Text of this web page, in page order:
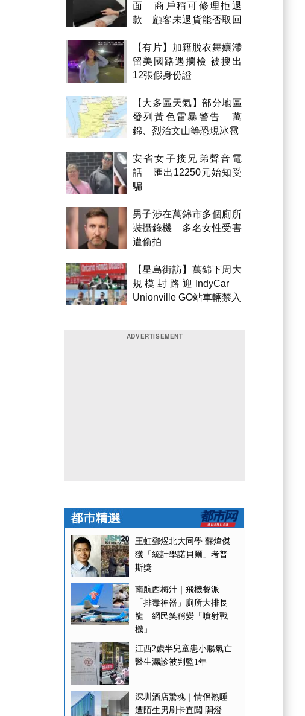
面 商戶稱可修理拒退
款 顧客未退貨能否取回
【有片】加籍脫衣舞孃滯
留美國路遇攔檢 被搜出
12張假身份證
【大多區天氣】部分地區
發列黃色雷暴警告 萬
錦、烈治文山等恐現冰雹
安省女子接兄弟聲音電
話 匯出12250元始知受
騙
男子涉在萬錦市多個廁所
裝攝錄機 多名女性受害
遭偷拍
【星島街訪】萬錦下周大
規模封路迎IndyCar
Unionville GO站車輛禁入